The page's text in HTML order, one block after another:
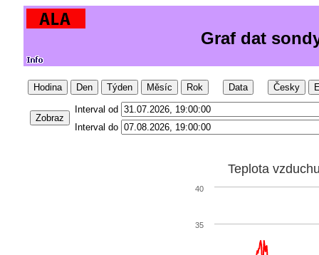
Graf dat
Hodina Den Týden Měsíc Rok Data Česky
Zobraz
Interval od
Interval do
Teplota
35
40